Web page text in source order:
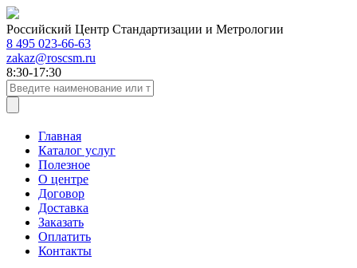
Российский Центр Стандартизации и Метрологии
8 495 023-66-63
zakaz@roscsm.ru
8:30-17:30
Главная
Каталог услуг
Полезное
О центре
Договор
Доставка
Заказать
Оплатить
Контакты